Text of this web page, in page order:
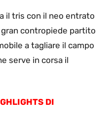
il tris con il neo entrato
gran contropiede partito
a tagliare il campo
serve in corsa il
DI